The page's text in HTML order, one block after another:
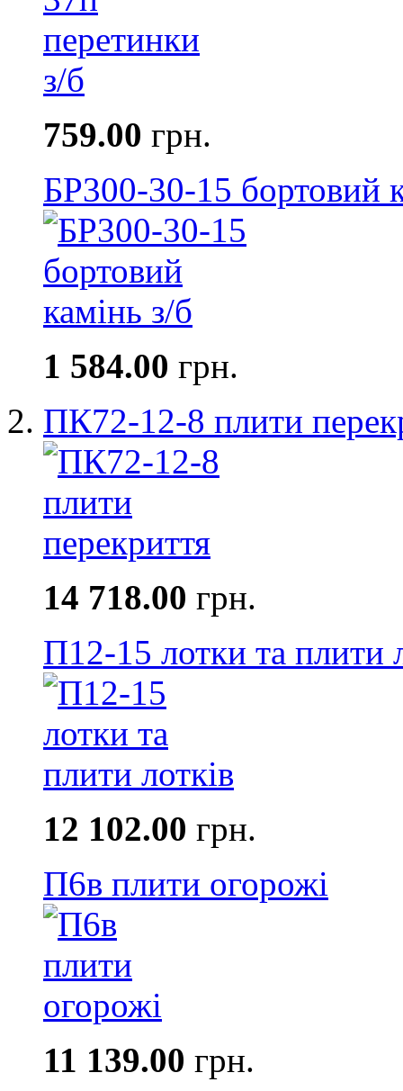
759.00 грн.
БР300-30-15 бортовий
1 584.00 грн.
ПК72-12-8 плити
14 718.00 грн.
П12-15 лотки та плити
12 102.00 грн.
П6в плити огорожі
11 139.00 грн.